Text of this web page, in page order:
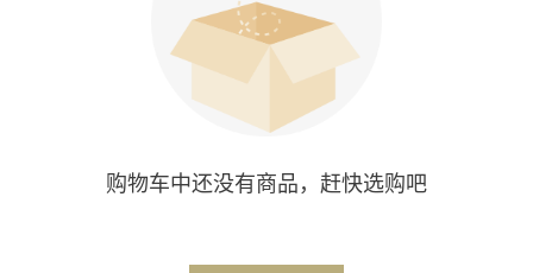
购物车中还没有商品，赶快选购吧